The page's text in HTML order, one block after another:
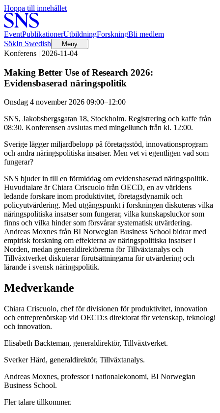
Hoppa till innehållet
EventPublikationerUtbildningForskningBli medlem
SökIn Swedish Meny
Konferens | 2026-11-04
Making Better Use of Research 2026:
Evidensbaserad näringspolitik
Onsdag 4 november 2026 09:00–12:00
SNS, Jakobsbergsgatan 18, Stockholm. Registrering och kaffe från
08:30. Konferensen avslutas med mingellunch från kl. 12:00.
Sverige lägger miljardbelopp på företagsstöd, innovationsprogram
och andra näringspolitiska insatser. Men vet vi egentligen vad som
fungerar?
SNS bjuder in till en förmiddag om evidensbaserad näringspolitik.
Huvudtalare är Chiara Criscuolo från OECD, en av världens
ledande forskare inom produktivitet, företagsdynamik och
policyutvärdering. Med utgångspunkt i forskningen diskuteras vilka
näringspolitiska insatser som fungerar, vilka kunskapsluckor som
finns och vilka hinder som försvårar systematisk utvärdering.
Andreas Moxnes från BI Norwegian Business School bidrar med
empirisk forskning om effekterna av näringspolitiska insatser i
Norden, medan generaldirektörerna för Tillväxtanalys och
Tillväxtverket diskuterar förutsättningarna för utvärdering och
lärande i svensk näringspolitik.
Medverkande
Chiara Criscuolo, chef för divisionen för produktivitet, innovation
och entreprenörskap vid OECD:s direktorat för vetenskap, teknologi
och innovation.
Elisabeth Backteman, generaldirektör, Tillväxtverket.
Sverker Härd, generaldirektör, Tillväxtanalys.
Andreas Moxnes, professor i nationalekonomi, BI Norwegian
Business School.
Fler talare tillkommer.